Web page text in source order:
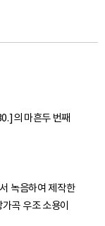
의 마흔두 번째
녹음하여 제작한
곡 우조 소용이